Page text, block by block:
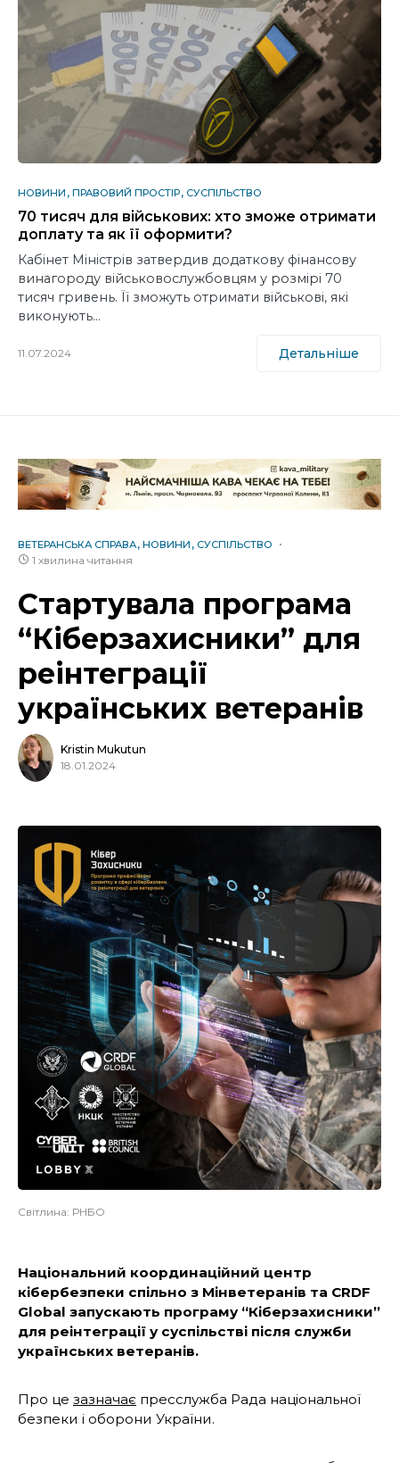
НОВИНИ ПРАВОВИЙ ПРОСТІР СУСПІЛЬСТВО
70 тисяч для військових: хто зможе отримати
доплату та як її оформити?
Кабінет Міністрів затвердив додаткову фінансову
винагороду військовослужбовцям у розмірі 70
тисяч гривень. Її зможуть отримати військові, які
виконують…
11.07.2024 Детальніше
ВЕТЕРАНСЬКА СПРАВА НОВИНИ СУСПІЛЬСТВО
1 хвилина читання
Стартувала програма
“Кіберзахисники” для
реінтеграції
українських ветеранів
Kristin Mukutun
18.01.2024
Світлина: РНБО
Національний координаційний центр
кібербезпеки спільно з Мінветеранів та CRDF
Global запускають програму “Кіберзахисники”
для реінтеграції у суспільстві після служби
українських ветеранів.
Про це зазначає пресслужба Рада національної
безпеки і оборони України.